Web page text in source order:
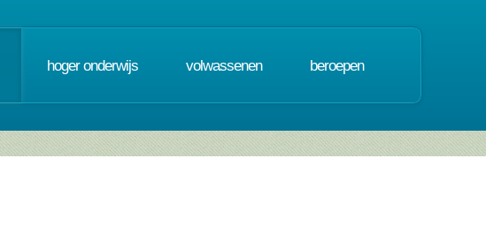
hoger onderwijs volwassenen beroepen